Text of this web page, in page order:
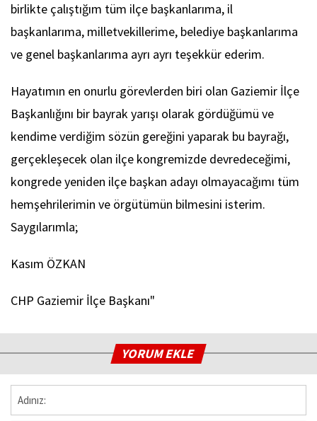
birlikte çalıştığım tüm ilçe başkanlarıma, il
başkanlarıma, milletvekillerime, belediye başkanlarıma
ve genel başkanlarıma ayrı ayrı teşekkür ederim.
Hayatımın en onurlu görevlerden biri olan Gaziemir İlçe
Başkanlığını bir bayrak yarışı olarak gördüğümü ve
kendime verdiğim sözün gereğini yaparak bu bayrağı,
gerçekleşecek olan ilçe kongremizde devredeceğimi,
kongrede yeniden ilçe başkan adayı olmayacağımı tüm
hemşehrilerimin ve örgütümün bilmesini isterim.
Saygılarımla;
Kasım ÖZKAN
CHP Gaziemir İlçe Başkanı"
YORUM EKLE